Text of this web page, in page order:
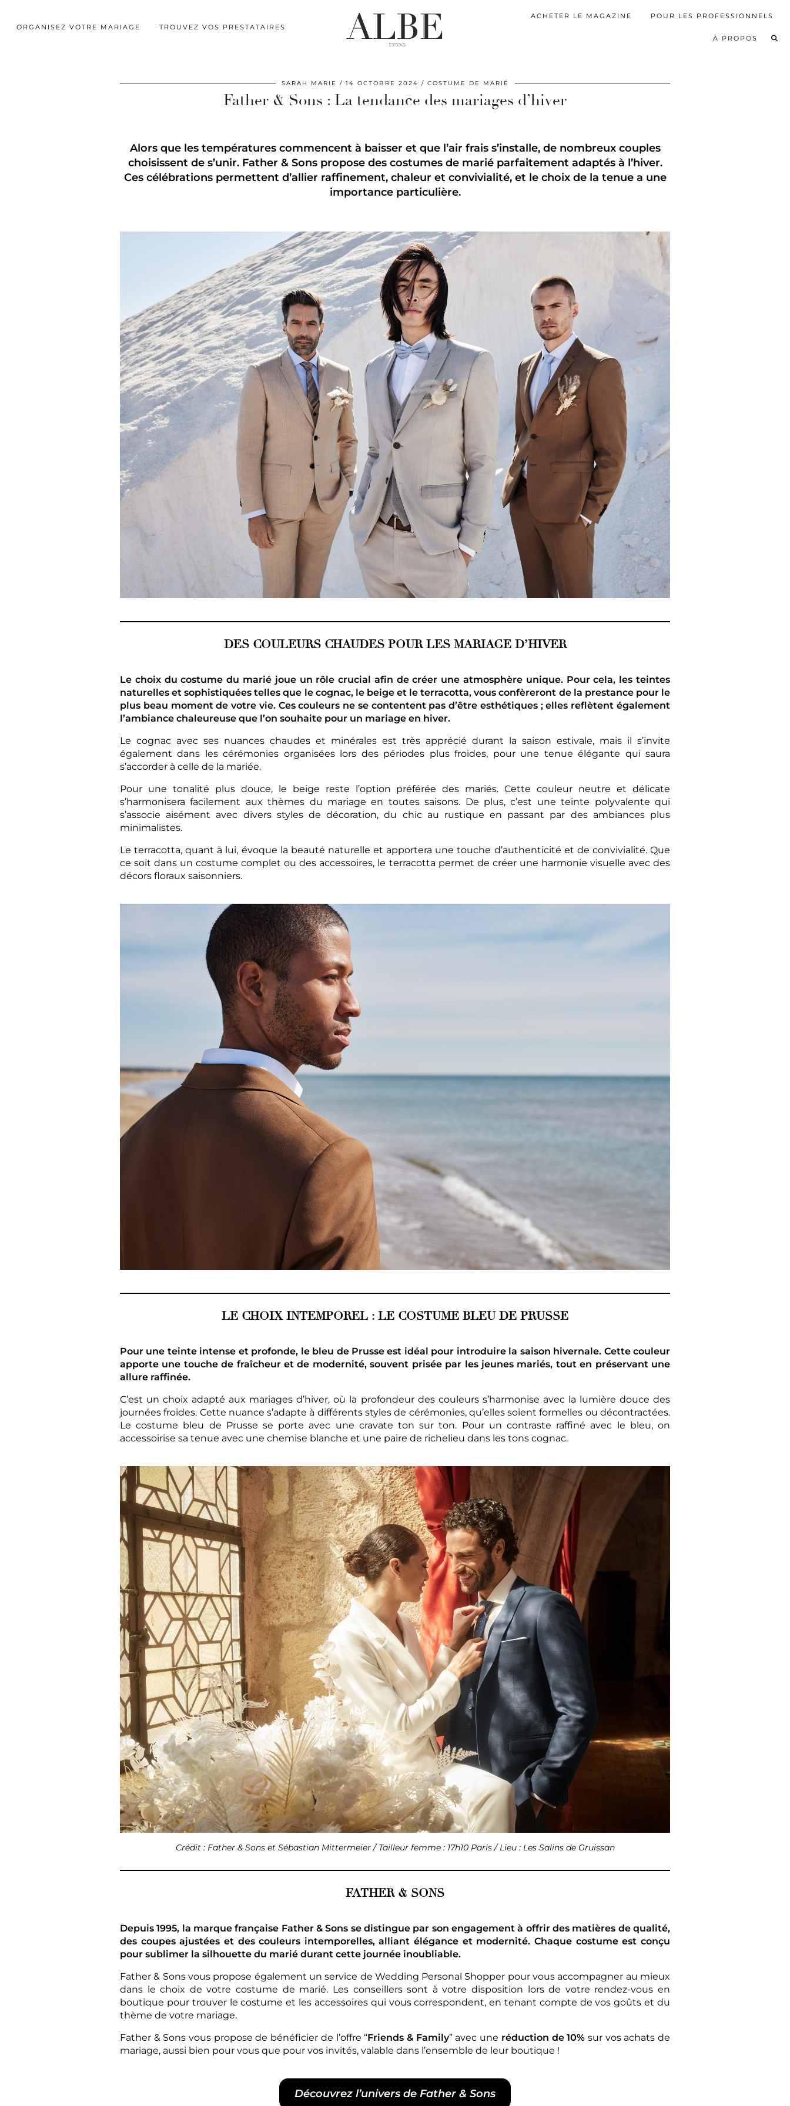
ORGANISEZ VOTRE MARIAGE TROUVEZ VOS PRESTATAIRES
ACHETER LE MAGAZINE POUR LES PROFESSIONNELS
À PROPOS
SARAH MARIE 14 OCTOBRE 2024 COSTUME DE MARIÉ
Father & Sons : La tendance des mariages d’hiver
Alors que les températures commencent à baisser et que l’air frais s’installe, de nombreux couples
choisissent de s’unir. Father & Sons propose des costumes de marié parfaitement adaptés à l’hiver.
Ces célébrations permettent d’allier raffinement, chaleur et convivialité, et le choix de la tenue a une
importance particulière.
DES COULEURS CHAUDES POUR LES MARIAGE D’HIVER
Le choix du costume du marié joue un rôle crucial afin de créer une atmosphère unique. Pour cela, les teintes
naturelles et sophistiquées telles que le cognac, le beige et le terracotta, vous confèreront de la prestance pour le
plus beau moment de votre vie. Ces couleurs ne se contentent pas d’être esthétiques ; elles reflètent également
l’ambiance chaleureuse que l’on souhaite pour un mariage en hiver.
Le cognac avec ses nuances chaudes et minérales est très apprécié durant la saison estivale, mais il s’invite
également dans les cérémonies organisées lors des périodes plus froides, pour une tenue élégante qui saura
s’accorder à celle de la mariée.
Pour une tonalité plus douce, le beige reste l’option préférée des mariés. Cette couleur neutre et délicate
s’harmonisera facilement aux thèmes du mariage en toutes saisons. De plus, c’est une teinte polyvalente qui
s’associe aisément avec divers styles de décoration, du chic au rustique en passant par des ambiances plus
minimalistes.
Le terracotta, quant à lui, évoque la beauté naturelle et apportera une touche d’authenticité et de convivialité. Que
ce soit dans un costume complet ou des accessoires, le terracotta permet de créer une harmonie visuelle avec des
décors floraux saisonniers.
LE CHOIX INTEMPOREL : LE COSTUME BLEU DE PRUSSE
Pour une teinte intense et profonde, le bleu de Prusse est idéal pour introduire la saison hivernale. Cette couleur
apporte une touche de fraîcheur et de modernité, souvent prisée par les jeunes mariés, tout en préservant une
allure raffinée.
C’est un choix adapté aux mariages d’hiver, où la profondeur des couleurs s’harmonise avec la lumière douce des
journées froides. Cette nuance s’adapte à différents styles de cérémonies, qu’elles soient formelles ou décontractées.
Le costume bleu de Prusse se porte avec une cravate ton sur ton. Pour un contraste raffiné avec le bleu, on
accessoirise sa tenue avec une chemise blanche et une paire de richelieu dans les tons cognac.
Crédit : Father & Sons et Sébastian Mittermeier / Tailleur femme : 17h10 Paris / Lieu : Les Salins de Gruissan
FATHER & SONS
Depuis 1995, la marque française Father & Sons se distingue par son engagement à offrir des matières de qualité,
des coupes ajustées et des couleurs intemporelles, alliant élégance et modernité. Chaque costume est conçu
pour sublimer la silhouette du marié durant cette journée inoubliable.
Father & Sons vous propose également un service de Wedding Personal Shopper pour vous accompagner au mieux
dans le choix de votre costume de marié. Les conseillers sont à votre disposition lors de votre rendez-vous en
boutique pour trouver le costume et les accessoires qui vous correspondent, en tenant compte de vos goûts et du
thème de votre mariage.
Father & Sons vous propose de bénéficier de l’offre “Friends & Family” avec une réduction de 10% sur vos achats de
mariage, aussi bien pour vous que pour vos invités, valable dans l’ensemble de leur boutique !
Découvrez l’univers de Father & Sons